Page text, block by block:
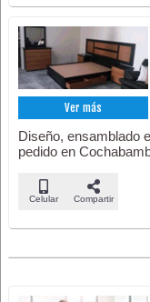
Ver más
Diseño, ensamblado
pedido en
Celular Compartir